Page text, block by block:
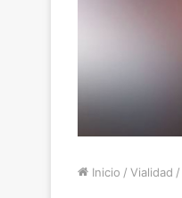
Inicio / Vialidad /